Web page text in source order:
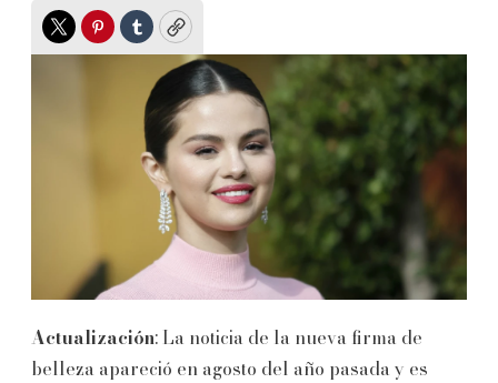
TwitterPinterest
TumblrCopy
Actualización: La noticia de la nueva firma de
belleza apareció en agosto del año pasada y es